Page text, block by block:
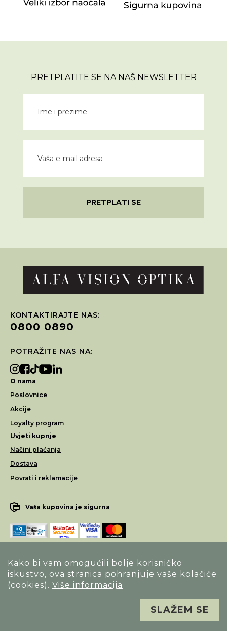
Kako bi vam omogućili bolje korisničko
iskustvo, ova stranica pohranjuje vaše kolačiće
(cookies). Više informacija
SLAŽEM SE
PRETPLATITE SE NA NAŠ NEWSLETTER
PRETPLATI SE
KONTAKTIRAJTE NAS:
0800 0890
POTRAŽITE NAS NA:
O nama
Poslovnice
Akcije
Loyalty program
Uvjeti kupnje
Načini plaćanja
Dostava
Povrati i reklamacije
Vaša kupovina je sigurna
Opći uvjeti poslovanja
Sva prava pridržana. Alfa Vision optika ©